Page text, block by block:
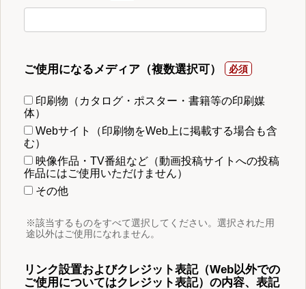
ご使用になるメディア（複数選択可）
印刷物（カタログ・ポスター・書籍等の印刷媒
体）
Webサイト（印刷物をWeb上に掲載する場合も含
む）
映像作品・TV番組など（動画投稿サイトへの投稿
作品にはご使用いただけません）
その他
※該当するものをすべて選択してください。選択された用
途以外はご使用になれません。
リンク設置およびクレジット表記（Web以外での
ご使用についてはクレジット表記）の内容、表記